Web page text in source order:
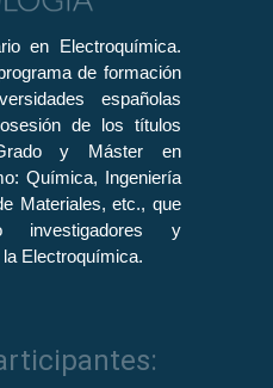
en Electroquímica.
de formación
españolas
de los títulos
y Máster en
Química, Ingeniería
Materiales, etc., que
investigadores y
Electroquímica.